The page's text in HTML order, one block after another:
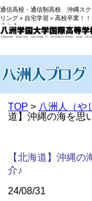
通信高校・通信制高校 沖縄スク
リング＋自宅学習＝高校卒業！！
TOP > 八洲人（や
道】沖縄の海を思
【北海道】沖縄
介♪
24/08/31